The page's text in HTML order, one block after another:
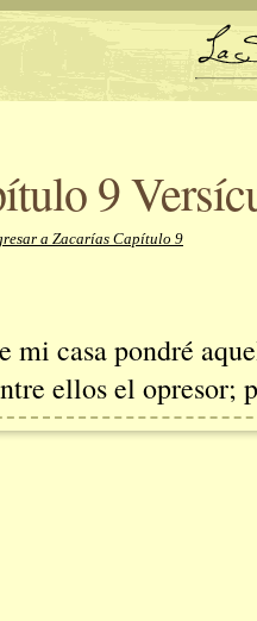
9
a Zacarías Capítulo 9
mi casa pondré
ellos el opresor;